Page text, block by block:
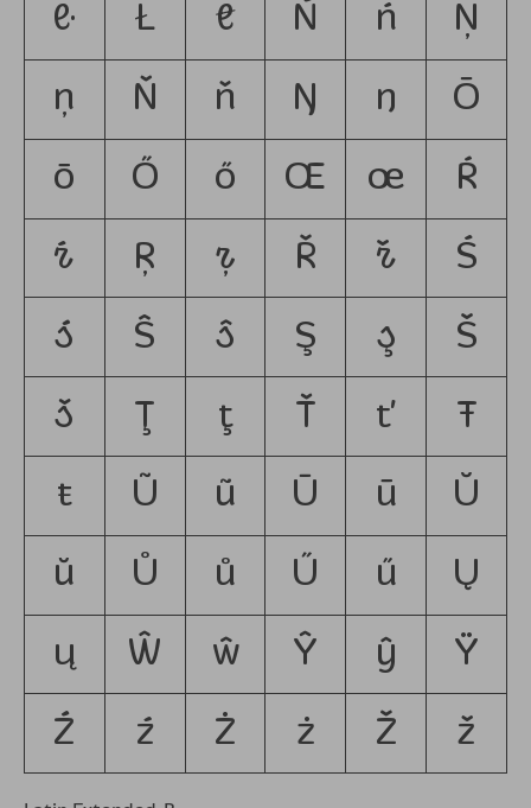
ŀ Ł ł Ń ń Ņ
ņ Ň ň Ŋ ŋ Ō
ō Ő ő Œ œ Ŕ
ŕ Ŗ ŗ Ř ř Ś
ś Ŝ ŝ Ş ş Š
š Ţ ţ Ť ť Ŧ
ŧ Ũ ũ Ū ū Ŭ
ŭ Ů ů Ű ű Ų
ų Ŵ ŵ Ŷ ŷ Ÿ
Ź ź Ż ż Ž ž